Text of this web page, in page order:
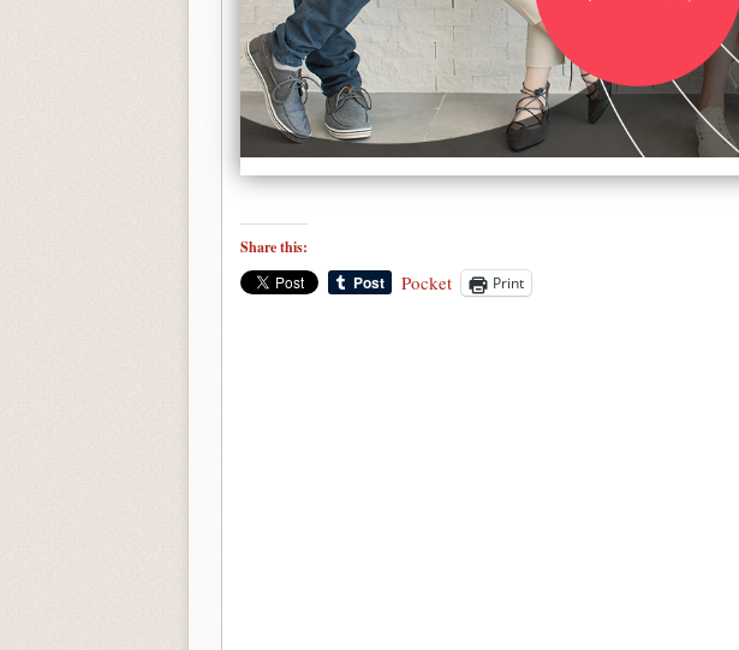
Share this:
Pocket Print